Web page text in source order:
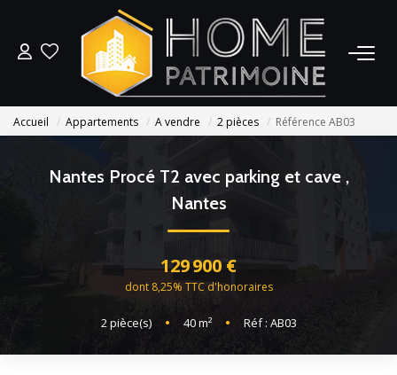
L’AGENCE
ACHETER DU NEUF
ACHETER DE L’ANCIEN
ESTIMER
Accueil Appartements A vendre 2 pièces Référence AB03
Nantes Procé T2 avec parking et cave ,
Nantes
129 900 €
dont 8,25% TTC d'honoraires
2pièce(s) • 40m² • Réf : AB03